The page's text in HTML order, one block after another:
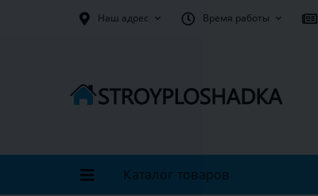
Наш адрес Время работы
Каталог товаров